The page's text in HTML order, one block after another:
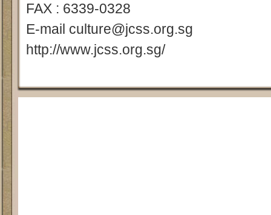
FAX : 6339-0328
E-mail culture@jcss.org.sg
http://www.jcss.org.sg/